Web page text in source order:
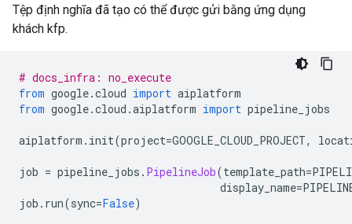
Tệp định nghĩa đã tạo có thể được gửi bằng ứng dụng
khách kfp.
# docs_infra: no_execute
from google.cloud import aiplatform
from google.cloud .aiplatform import pipeline_jobs
aiplatform . init(project=GOOGLE_CLOUD_PROJECT,
job = pipeline_jobs . PipelineJob(template_path=
display_name=
job . run(sync=False)